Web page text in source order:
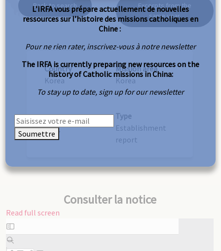
Back to search
Excerpts from the
same year
Country
Korea
Mission area
Korea
Year
1927
Type
Establishment
report
Consulter la notice
Read full screen
Skip
to
PDF
L’IRFA vous prépare actuellement de nouvelles
ressources sur l’histoire des missions catholiques en
Chine :
Pour ne rien rater, inscrivez-vous à notre newsletter
The IRFA is currently preparing new resources on the
history of Catholic missions in China:
To stay up to date, sign up for our newsletter
Soumettre